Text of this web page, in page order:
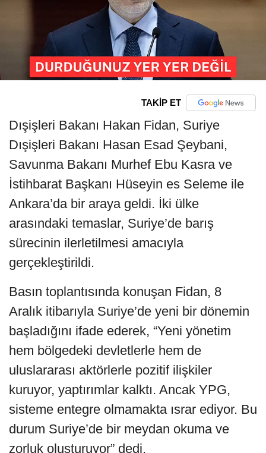
TAKİP ET
Dışişleri Bakanı Hakan Fidan, Suriye
Dışişleri Bakanı Hasan Esad Şeybani,
Savunma Bakanı Murhef Ebu Kasra ve
İstihbarat Başkanı Hüseyin es Seleme ile
Ankara’da bir araya geldi. İki ülke
arasındaki temaslar, Suriye’de barış
sürecinin ilerletilmesi amacıyla
gerçekleştirildi.
Basın toplantısında konuşan Fidan, 8
Aralık itibarıyla Suriye’de yeni bir dönemin
başladığını ifade ederek, “Yeni yönetim
hem bölgedeki devletlerle hem de
uluslararası aktörlerle pozitif ilişkiler
kuruyor, yaptırımlar kalktı. Ancak YPG,
sisteme entegre olmamakta ısrar ediyor. Bu
durum Suriye’de bir meydan okuma ve
zorluk oluşturuyor” dedi.